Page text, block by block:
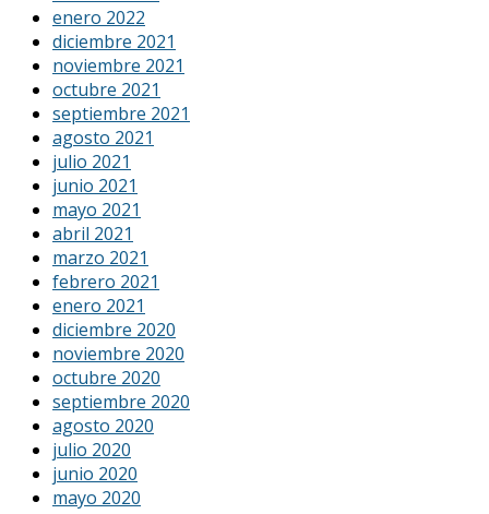
enero 2022
diciembre 2021
noviembre 2021
octubre 2021
septiembre 2021
agosto 2021
julio 2021
junio 2021
mayo 2021
abril 2021
marzo 2021
febrero 2021
enero 2021
diciembre 2020
noviembre 2020
octubre 2020
septiembre 2020
agosto 2020
julio 2020
junio 2020
mayo 2020